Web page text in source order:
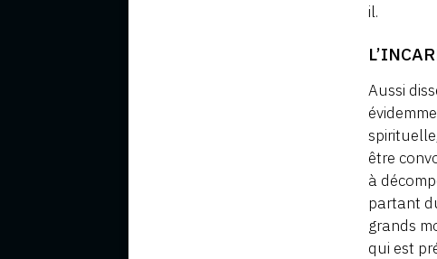
il.
Aussi
être
à
partant
grands
qui est